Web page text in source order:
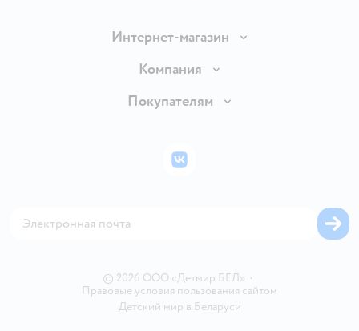
Интернет-магазин
Доставка и оплата
Правила продажи
Политика использования файлов cookie
Компания
Вакансии
Покупателям
Бонусные карты
© 2026 ООО «Детмир БЕЛ» •
Правовые условия пользования сайтом
Детский мир в Беларуси
ВКонтакте